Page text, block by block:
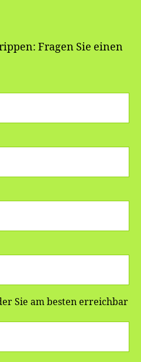
Fragen Sie einen
Sie am besten erreichbar